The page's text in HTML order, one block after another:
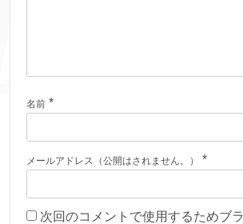
名前 *
メールアドレス（公開はされません。） *
次回のコメントで使用するためブ